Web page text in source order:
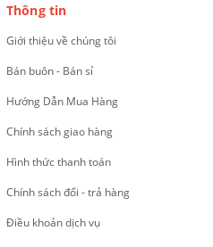
Thông tin
Giới thiệu về chúng tôi
Bán buôn - Bán sỉ
Hướng Dẫn Mua Hàng
Chính sách giao hàng
Hình thức thanh toán
Chính sách đổi - trả hàng
Điều khoản dịch vụ